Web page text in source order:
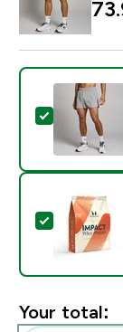
Select
Select
Your total: